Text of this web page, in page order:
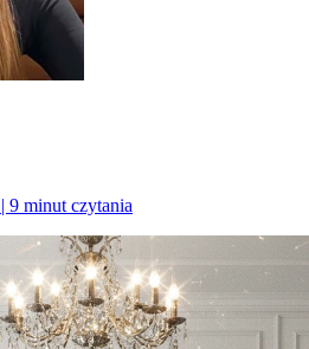
| 9 minut czytania